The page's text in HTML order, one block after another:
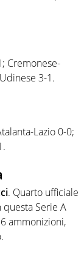
Cremonese-
3-1.
Lazio 0-0;
. Quarto ufficiale
questa Serie A
ammonizioni,